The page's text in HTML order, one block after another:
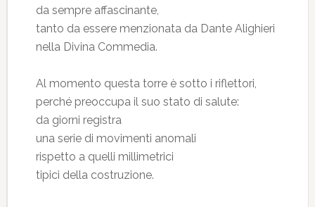
da sempre affascinante,
tanto da essere menzionata da Dante Alighieri
nella Divina Commedia.
Al momento questa torre è sotto i riflettori,
perché preoccupa il suo stato di salute:
da giorni registra
una serie di movimenti anomali
rispetto a quelli millimetrici
tipici della costruzione.